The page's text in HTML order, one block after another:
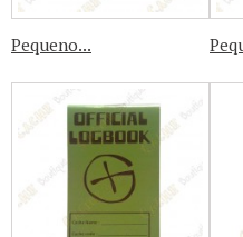
Pequeno...